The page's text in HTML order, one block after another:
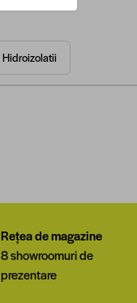
Hidroizolatii
Rețea de magazine
8 showroomuri de
prezentare